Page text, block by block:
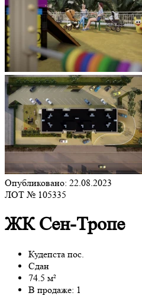
Опубликовано: 22.08.2023
ЛОТ № 105335
ЖК Сен-Тропе
Кудепста пос.
Сдан
74.5 м²
В продаже: 1